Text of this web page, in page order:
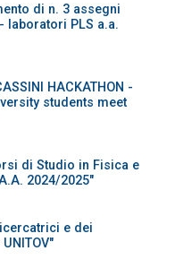
di n. 3 assegni
laboratori PLS a.a.
HACKATHON -
students meet
di Studio in Fisica e
2024/2025"
e dei